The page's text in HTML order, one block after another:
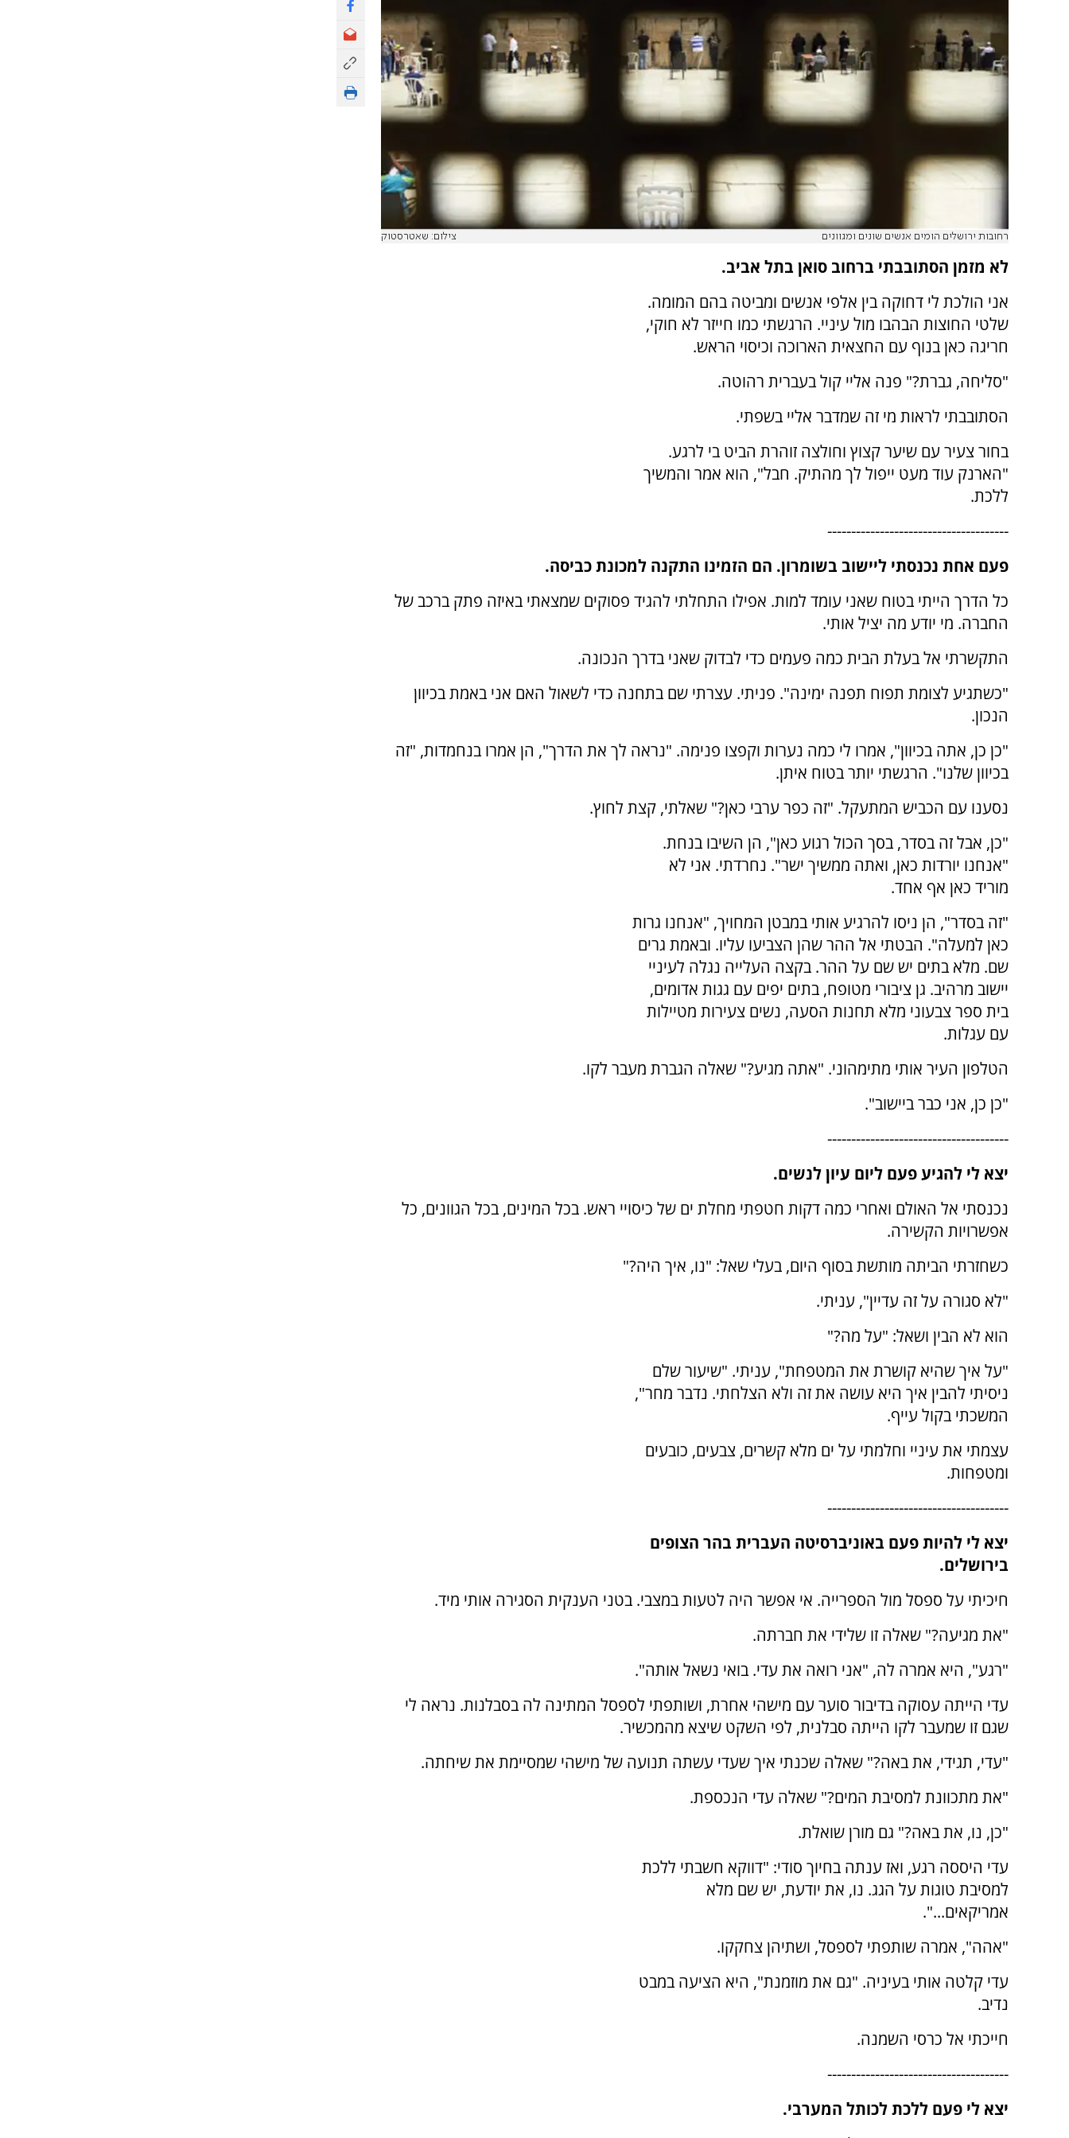
רחובות ירושלים הומים אנשים שונים ומגוונים צילום: שאטרסטוק
לא מזמן הסתובבתי ברחוב סואן בתל אביב.
אני הולכת לי דחוקה בין אלפי אנשים ומביטה בהם המומה.
שלטי החוצות הבהבו מול עיניי. הרגשתי כמו חייזר לא חוקי,
חריגה כאן בנוף עם החצאית הארוכה וכיסוי הראש.
"סליחה, גברת?" פנה אליי קול בעברית רהוטה.
הסתובבתי לראות מי זה שמדבר אליי בשפתי.
בחור צעיר עם שיער קצוץ וחולצה זוהרת הביט בי לרגע.
"הארנק עוד מעט ייפול לך מהתיק. חבל", הוא אמר והמשיך
ללכת.
--------------------------------------
פעם אחת נכנסתי ליישוב בשומרון. הם הזמינו התקנה למכונת כביסה.
כל הדרך הייתי בטוח שאני עומד למות. אפילו התחלתי להגיד פסוקים שמצאתי באיזה פתק ברכב של
החברה. מי יודע מה יציל אותי.
התקשרתי אל בעלת הבית כמה פעמים כדי לבדוק שאני בדרך הנכונה.
"כשתגיע לצומת תפוח תפנה ימינה". פניתי. עצרתי שם בתחנה כדי לשאול האם אני באמת בכיוון
הנכון.
"כן כן, אתה בכיוון", אמרו לי כמה נערות וקפצו פנימה. "נראה לך את הדרך", הן אמרו בנחמדות, "זה
בכיוון שלנו". הרגשתי יותר בטוח איתן.
נסענו עם הכביש המתעקל. "זה כפר ערבי כאן?" שאלתי, קצת לחוץ.
"כן, אבל זה בסדר, בסך הכול רגוע כאן", הן השיבו בנחת.
"אנחנו יורדות כאן, ואתה ממשיך ישר". נחרדתי. אני לא
מוריד כאן אף אחד.
"זה בסדר", הן ניסו להרגיע אותי במבטן המחויך, "אנחנו גרות
כאן למעלה". הבטתי אל ההר שהן הצביעו עליו. ובאמת גרים
שם. מלא בתים יש שם על ההר. בקצה העלייה נגלה לעיניי
יישוב מרהיב. גן ציבורי מטופח, בתים יפים עם גגות אדומים,
בית ספר צבעוני מלא תחנות הסעה, נשים צעירות מטיילות
עם עגלות.
הטלפון העיר אותי מתימהוני. "אתה מגיע?" שאלה הגברת מעבר לקו.
"כן כן, אני כבר ביישוב".
--------------------------------------
יצא לי להגיע פעם ליום עיון לנשים.
נכנסתי אל האולם ואחרי כמה דקות חטפתי מחלת ים של כיסויי ראש. בכל המינים, בכל הגוונים, כל
אפשרויות הקשירה.
כשחזרתי הביתה מותשת בסוף היום, בעלי שאל: "נו, איך היה?"
"לא סגורה על זה עדיין", עניתי.
הוא לא הבין ושאל: "על מה?"
"על איך שהיא קושרת את המטפחת", עניתי. "שיעור שלם
ניסיתי להבין איך היא עושה את זה ולא הצלחתי. נדבר מחר",
המשכתי בקול עייף.
עצמתי את עיניי וחלמתי על ים מלא קשרים, צבעים, כובעים
ומטפחות.
--------------------------------------
יצא לי להיות פעם באוניברסיטה העברית בהר הצופים
בירושלים.
חיכיתי על ספסל מול הספרייה. אי אפשר היה לטעות במצבי. בטני הענקית הסגירה אותי מיד.
"את מגיעה?" שאלה זו שלידי את חברתה.
"רגע", היא אמרה לה, "אני רואה את עדי. בואי נשאל אותה".
עדי הייתה עסוקה בדיבור סוער עם מישהי אחרת, ושותפתי לספסל המתינה לה בסבלנות. נראה לי
שגם זו שמעבר לקו הייתה סבלנית, לפי השקט שיצא מהמכשיר.
"עדי, תגידי, את באה?" שאלה שכנתי איך שעדי עשתה תנועה של מישהי שמסיימת את שיחתה.
"את מתכוונת למסיבת המים?" שאלה עדי הנכספת.
"כן, נו, את באה?" גם מורן שואלת.
עדי היססה רגע, ואז ענתה בחיוך סודי: "דווקא חשבתי ללכת
למסיבת טוגות על הגג. נו, את יודעת, יש שם מלא
אמריקאים...".
"אהה", אמרה שותפתי לספסל, ושתיהן צחקקו.
עדי קלטה אותי בעיניה. "גם את מוזמנת", היא הציעה במבט
נדיב.
חייכתי אל כרסי השמנה.
--------------------------------------
יצא לי פעם ללכת לכותל המערבי.